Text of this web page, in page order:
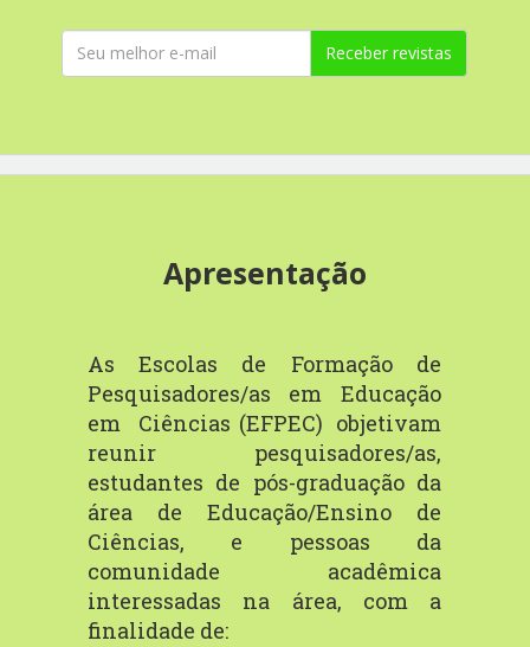
Receber revistas
Apresentação
As Escolas de Formação
de
Pesquisadores/as
em
Educação
em
Ciências (EFPEC) objetivam
reunir pesquisadores/as,
estudantes de pós-graduação da
área de Educação/Ensino de
Ciências, e pessoas da
comunidade acadêmica
interessadas na
área, com
a
finalidade de: